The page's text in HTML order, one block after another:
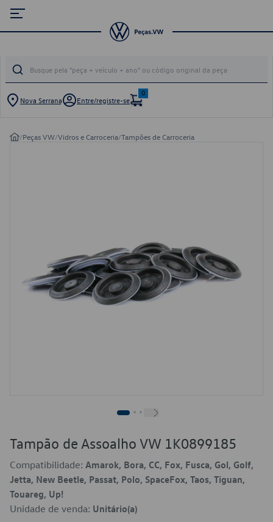
Nova Serrana Entre/registre-se
0
/Peças VW/Vidros e Carroceria/Tampões de Carroceria
Tampão de Assoalho VW 1K0899185
Compatibilidade: Amarok, Bora, CC, Fox, Fusca, Gol, Golf,
Jetta, New Beetle, Passat, Polo, SpaceFox, Taos, Tiguan,
Touareg, Up!
Unidade de venda: Unitário(a)